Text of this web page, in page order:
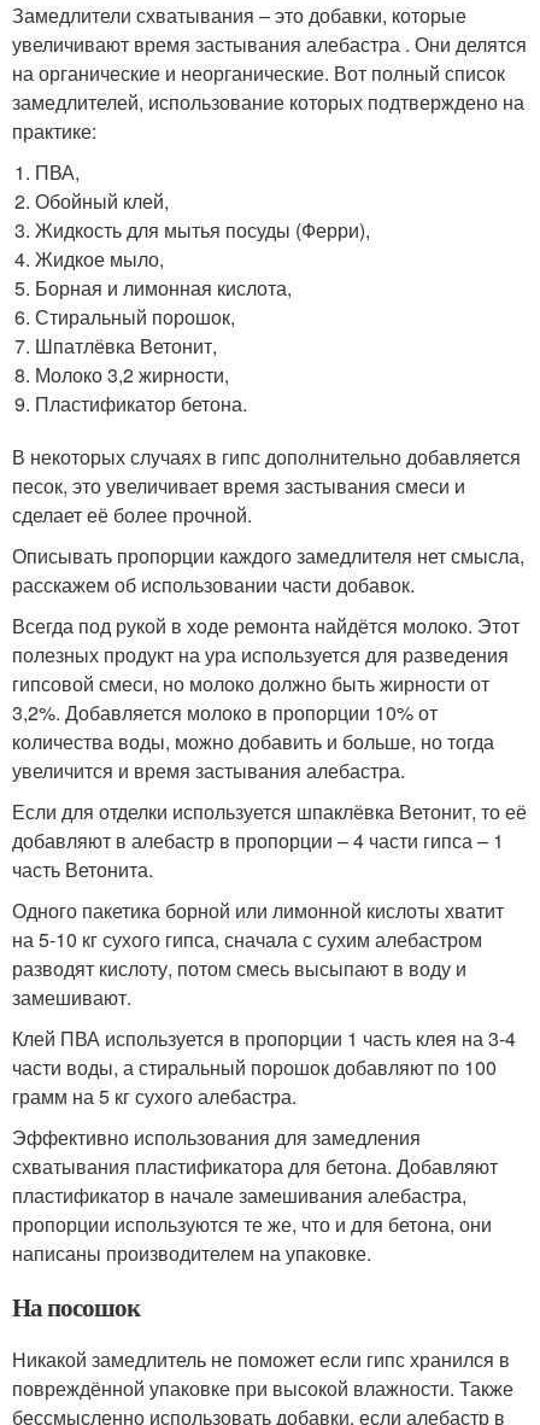
Замедлители схватывания – это добавки, которые
увеличивают время застывания алебастра . Они делятся
на органические и неорганические. Вот полный список
замедлителей, использование которых подтверждено на
практике:
ПВА,
Обойный клей,
Жидкость для мытья посуды (Ферри),
Жидкое мыло,
Борная и лимонная кислота,
Стиральный порошок,
Шпатлёвка Ветонит,
Молоко 3,2 жирности,
Пластификатор бетона.
В некоторых случаях в гипс дополнительно добавляется
песок, это увеличивает время застывания смеси и
сделает её более прочной.
Описывать пропорции каждого замедлителя нет смысла,
расскажем об использовании части добавок.
Всегда под рукой в ходе ремонта найдётся молоко. Этот
полезных продукт на ура используется для разведения
гипсовой смеси, но молоко должно быть жирности от
3,2%. Добавляется молоко в пропорции 10% от
количества воды, можно добавить и больше, но тогда
увеличится и время застывания алебастра.
Если для отделки используется шпаклёвка Ветонит, то её
добавляют в алебастр в пропорции – 4 части гипса – 1
часть Ветонита.
Одного пакетика борной или лимонной кислоты хватит
на 5-10 кг сухого гипса, сначала с сухим алебастром
разводят кислоту, потом смесь высыпают в воду и
замешивают.
Клей ПВА используется в пропорции 1 часть клея на 3-4
части воды, а стиральный порошок добавляют по 100
грамм на 5 кг сухого алебастра.
Эффективно использования для замедления
схватывания пластификатора для бетона. Добавляют
пластификатор в начале замешивания алебастра,
пропорции используются те же, что и для бетона, они
написаны производителем на упаковке.
На посошок
Никакой замедлитель не поможет если гипс хранился в
повреждённой упаковке при высокой влажности. Также
бессмысленно использовать добавки, если алебастр в